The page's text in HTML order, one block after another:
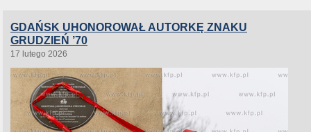
GDAŃSK UHONOROWAŁ AUTORKĘ ZNAKU
GRUDZIEŃ ’70
17 lutego 2026